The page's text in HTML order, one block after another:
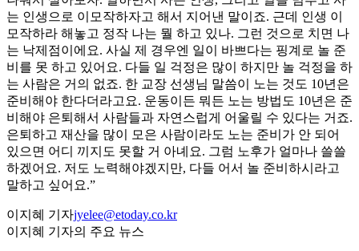
는 인생으로 이모작하자고 해서 지어낸 말이죠. 근데 인생 이
모작하라 해놓고 정작 나는 뭘 하고 있나. 그런 것으로 치면 나
는 낙제점이에요. 사실 제 경우엔 일이 바쁘다는 핑계로 놀 준
비를 못 하고 있어요. 다들 일 걱정은 많이 하지만 놀 걱정을 하
는 사람은 거의 없죠. 한 교장 선생님 말씀이 노는 것도 10년은
준비해야 한다더라고요. 운동이든 뭐든 노는 방법도 10년은 준
비해야 은퇴해서 사람들과 자연스럽게 어울릴 수 있다는 거죠.
은퇴하고 재산을 많이 모은 사람이라도 노는 준비가 안 되어
있으면 어디 끼지도 못할 거 아녜요. 그럼 노후가 얼마나 쓸쓸
하겠어요. 저도 노력해야겠지만, 다들 어서 놀 준비하시라고
말하고 싶어요.”
이지혜 기자jyelee@etoday.co.kr
이지혜 기자의 주요 뉴스